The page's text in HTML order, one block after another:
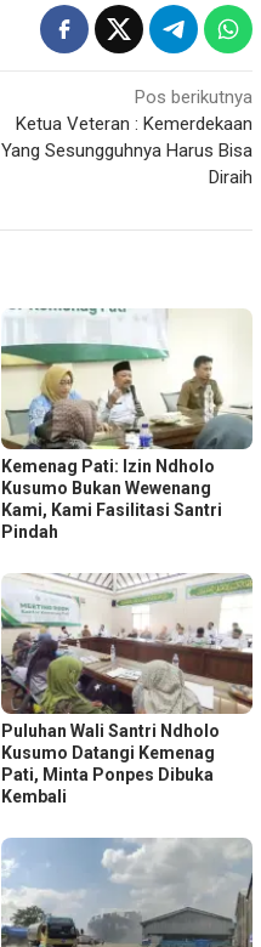
Pos berikutnya
Ketua Veteran : Kemerdekaan
Yang Sesungguhnya Harus Bisa
Diraih
Kemenag Pati: Izin Ndholo
Kusumo Bukan Wewenang
Kami, Kami Fasilitasi Santri
Pindah
Puluhan Wali Santri Ndholo
Kusumo Datangi Kemenag
Pati, Minta Ponpes Dibuka
Kembali